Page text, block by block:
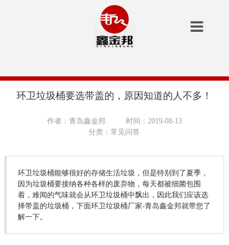
洗地机
垃圾桶
案例中心
环卫垃圾桶要选带盖的，原因知道的人不多！
作者：青岛鑫金邦
时间：2019-08-13
分类：常见问答
环卫垃圾桶能够很好的存储生活垃圾，但是特别到了夏季，
因为垃圾桶要接纳各种各样的废弃物，每天都被细菌包围
着，难闻的气味就会从环卫垃圾桶中飘出，因此我们应该选
择带盖的垃圾桶，下面环卫垃圾桶厂家-青岛鑫金邦就带您了
解一下。